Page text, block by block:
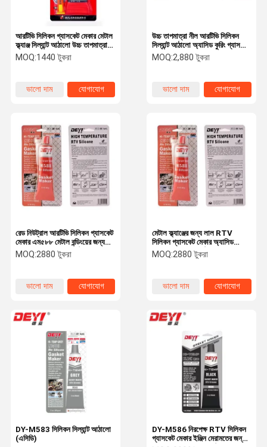
বাড়ি আমাদের সম্বন্ধে
উচ্চ তাপমাত্রা নীল আরটিভি সিলিকন
সিল্যান্ট আঠালো অ্যাসিড কুরিং গ্যাসকেট
মেকার 85g টিউব
MOQ:2,880 টুকরা
ভালো দাম যোগাযোগ
আরটিভি সিলিকন গ্যাসকেট মেকার মেটাল
ফ্ল্যাঞ্জ সিল্যান্ট আঠালো উচ্চ তাপমাত্রা
আবহাওয়া প্রতিরোধী
MOQ:1440 টুকরা
ভালো দাম যোগাযোগ
মেটাল ফ্ল্যাঞ্জের জন্য লাল RTV
সিলিকন গ্যাসকেট মেকার অ্যাসিড
অ্যাসিটিক সিল্যান্ট আঠালো 85g টিউব
MOQ:2880 টুকরা
ভালো দাম যোগাযোগ
রেড নিউট্রাল আরটিভি সিলিকন গ্যাসকেট
মেকার এম৫৮৮ মেটাল বন্ডিংয়ের জন্য
তাপ প্রতিরোধী সিল্যান্ট আঠালো
MOQ:2880 টুকরা
ভালো দাম যোগাযোগ
DY-M586 নিরপেক্ষ RTV সিলিকন
গ্যাসকেট মেকার ইঞ্জিন মেরামতের জন্য
DY-M583 সিলিকন সিল্যান্ট আঠালো
(এসিডি)